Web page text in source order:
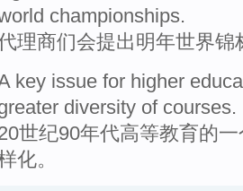
championships.
理商们会提出明年世界锦
key issue for higher
diversity of courses.
世纪90年代高等教育的
化。